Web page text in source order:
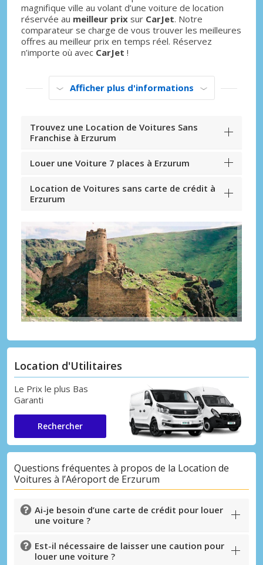
magnifique ville au volant d’une voiture de location
réservée au meilleur prix sur CarJet. Notre
comparateur se charge de vous trouver les meilleures
offres au meilleur prix en temps réel. Réservez
n’importe où avec CarJet !
Afficher plus d'informations
Trouvez une Location de Voitures Sans
Franchise à Erzurum
Louer une Voiture 7 places à Erzurum
Location de Voitures sans carte de crédit à
Erzurum
Location d'Utilitaires
Le Prix le plus Bas
Garanti
Rechercher
Questions fréquentes à propos de la Location de
Voitures à l’Aéroport de Erzurum
Ai-je besoin d’une carte de crédit pour louer
une voiture ?
Est-il nécessaire de laisser une caution pour
louer une voiture ?